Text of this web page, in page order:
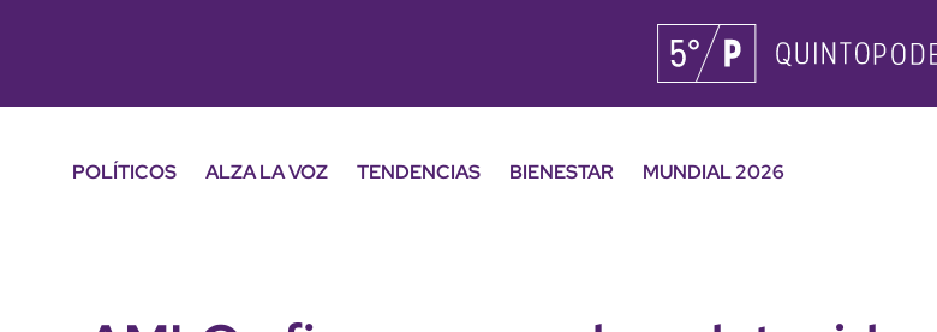
POLÍTICOS ALZA LA VOZ TENDENCIAS BIENESTAR
MUNDIAL 2026